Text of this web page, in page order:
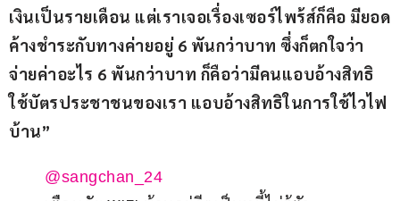
เงินเป็นรายเดือน แต่เราเจอเรื่องเซอร์ไพร้ส์ก็คือ มียอด
ค้างชำระกับทางค่ายอยู่ 6 พันกว่าบาท ซึ่งก็ตกใจว่า
จ่ายค่าอะไร 6 พันกว่าบาท ก็คือว่ามีคนแอบอ้างสิทธิ
ใช้บัตรประชาชนของเรา แอบอ้างสิทธิในการใช้ไวไฟ
บ้าน”
@sangchan_24